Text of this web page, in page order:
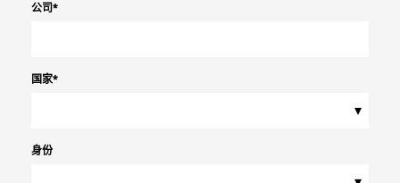
公司*
国家*
▾
身份